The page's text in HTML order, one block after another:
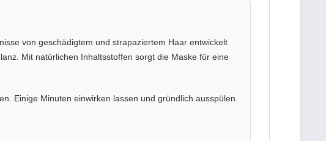
von geschädigtem und strapaziertem Haar entwickelt
Mit natürlichen Inhaltsstoffen sorgt die Maske für eine
Einige Minuten einwirken lassen und gründlich ausspülen.